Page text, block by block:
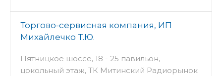
Торгово-сервисная компания, ИП
Михайлечко Т.Ю.
Пятницкое шоссе, 18 - 25 павильон,
цокольный этаж, ТК Митинский Радиорынок